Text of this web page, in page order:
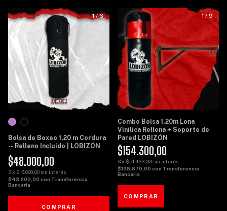
1/6
Bolsa de Boxeo 1,20 m Cordura
-- Relleno Incluido | LOBIZÓN
$48.000,00
3x $16.000,00 sin interés
$43.200,00 con Transferencia
Bancaria
COMPRAR
1/ 9
Combo Bolsa 1,20m Lona
Vinílica Rellena + Soporte de
Pared LOBIZÓN
$154.300,00
3x $51.433,33 sin interés
$138.870,00 con Transferencia
Bancaria